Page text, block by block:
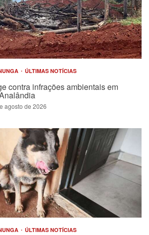
ÚLTIMAS NOTÍCIAS
contra infrações ambientais em
agosto de 2026
ÚLTIMAS NOTÍCIAS